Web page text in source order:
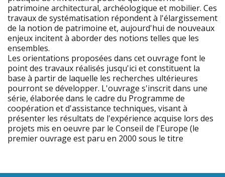
patrimoine architectural, archéologique et mobilier. Ces
travaux de systématisation répondent à l'élargissement
de la notion de patrimoine et, aujourd'hui de nouveaux
enjeux incitent à aborder des notions telles que les
ensembles.
Les orientations proposées dans cet ouvrage font le
point des travaux réalisés jusqu'ici et constituent la
base à partir de laquelle les recherches ultérieures
pourront se développer. L'ouvrage s'inscrit dans une
série, élaborée dans le cadre du Programme de
coopération et d'assistance techniques, visant à
présenter les résultats de l'expérience acquise lors des
projets mis en oeuvre par le Conseil de l'Europe (le
premier ouvrage est paru en 2000 sous le titre